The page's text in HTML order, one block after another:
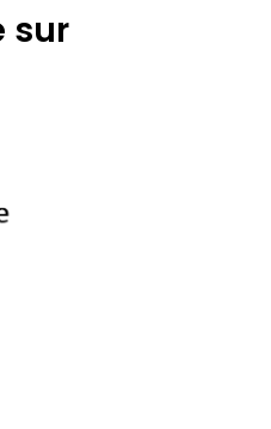
sur